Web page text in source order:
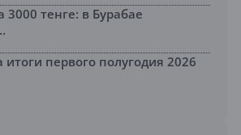
3000 тенге: в Бурабае
первого полугодия 2026